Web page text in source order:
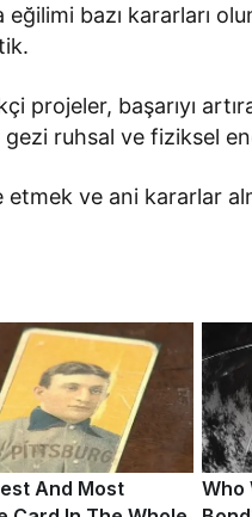
eğilimi bazı kararları
projeler, başarıyı
gezi ruhsal ve fiziksel
ve ani kararlar